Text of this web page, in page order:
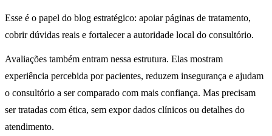
Esse é o papel do blog estratégico: apoiar páginas de tratamento,
cobrir dúvidas reais e fortalecer a autoridade local do consultório.
Avaliações também entram nessa estrutura. Elas mostram
experiência percebida por pacientes, reduzem insegurança e ajudam
o consultório a ser comparado com mais confiança. Mas precisam
ser tratadas com ética, sem expor dados clínicos ou detalhes do
atendimento.